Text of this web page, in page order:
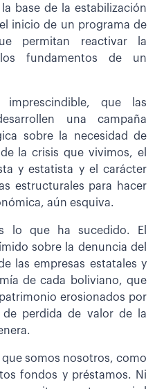
base de la estabilización
inicio de un programa de
permitan reactivar la
fundamentos de un
que las
una campaña
sobre la necesidad de
la crisis que vivimos, el
y estatista y el carácter
estructurales para hacer
aún esquiva.
lo que ha sucedido. El
sobre la denuncia del
las empresas estatales y
de cada boliviano, que
erosionados por
de perdida de valor de la
somos nosotros, como
fondos y préstamos. Ni